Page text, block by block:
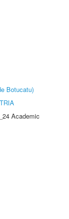
Botucatu)
Academic